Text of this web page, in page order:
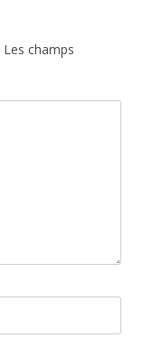
Les champs